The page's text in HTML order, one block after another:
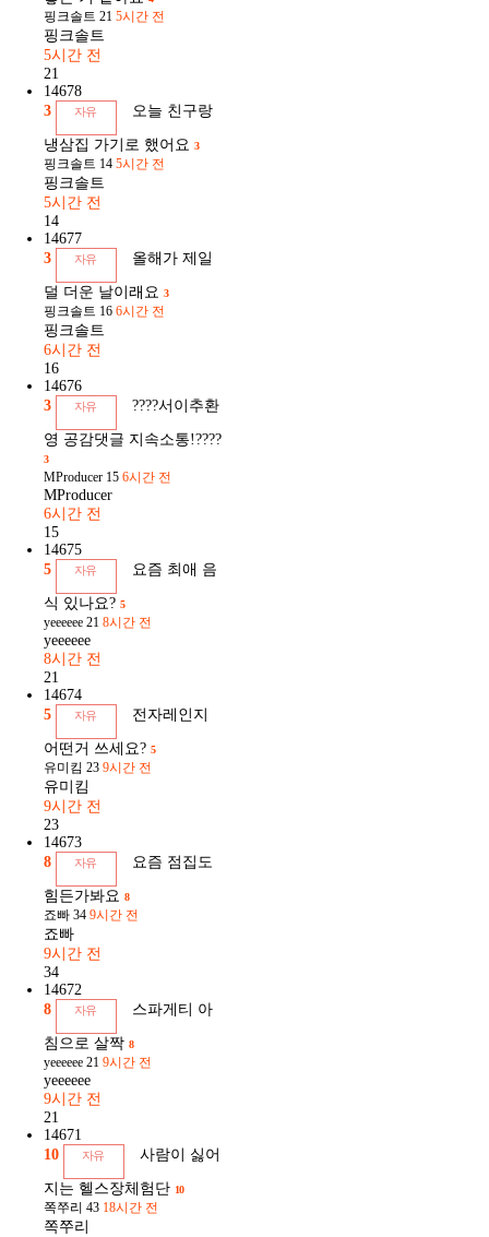
핑크솔트 21 5시간 전
핑크솔트
5시간 전
21
14678
3
자유 오늘 친구랑
냉삼집 가기로 했어요 3
핑크솔트 14 5시간 전
핑크솔트
5시간 전
14
14677
3
자유 올해가 제일
덜 더운 날이래요 3
핑크솔트 16 6시간 전
핑크솔트
6시간 전
16
14676
3
자유 ????서이추환
영 공감댓글 지속소통!????
3
MProducer 15 6시간 전
MProducer
6시간 전
15
14675
5
자유 요즘 최애 음
식 있나요? 5
yeeeeee 21 8시간 전
yeeeeee
8시간 전
21
14674
5
자유 전자레인지
어떤거 쓰세요? 5
유미킴 23 9시간 전
유미킴
9시간 전
23
14673
8
자유 요즘 점집도
힘든가봐요 8
죠빠 34 9시간 전
죠빠
9시간 전
34
14672
8
자유 스파게티 아
침으로 살짝 8
yeeeeee 21 9시간 전
yeeeeee
9시간 전
21
14671
10
자유 사람이 싫어
지는 헬스장체험단 10
쪽쭈리 43 18시간 전
쪽쭈리